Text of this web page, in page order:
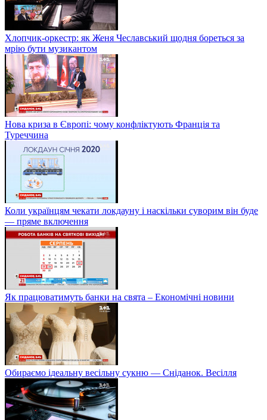
Хлопчик-оркестр: як Женя Чеславський щодня бореться за
мрію бути музикантом
Нова криза в Європі: чому конфліктують Франція та
Туреччина
Коли українцям чекати локдауну і наскільки суворим він буде
— пряме включення
Як працюватимуть банки на свята – Економічні новини
Обираємо ідеальну весільну сукню — Сніданок. Весілля